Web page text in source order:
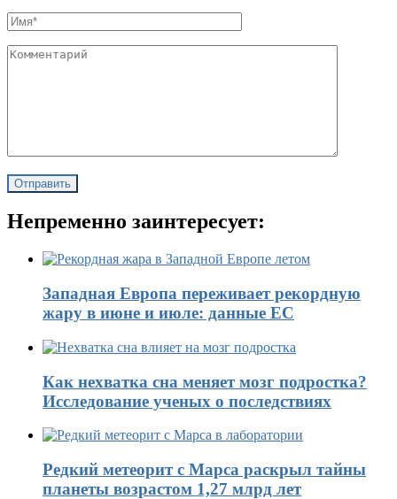
Непременно заинтересует:
Западная Европа переживает рекордную
жару в июне и июле: данные ЕС
Как нехватка сна меняет мозг подростка?
Исследование ученых о последствиях
Редкий метеорит с Марса раскрыл тайны
планеты возрастом 1,27 млрд лет